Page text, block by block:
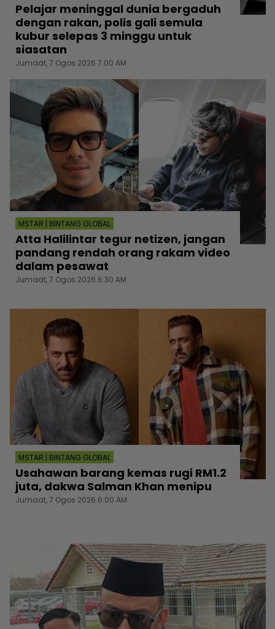
Pelajar meninggal dunia bergaduh
dengan rakan, polis gali semula
kubur selepas 3 minggu untuk
siasatan
Jumaat, 7 Ogos 2026 7:00 AM
MSTAR | BINTANG GLOBAL
Atta Halilintar tegur netizen, jangan
pandang rendah orang rakam video
dalam pesawat
Jumaat, 7 Ogos 2026 6:30 AM
MSTAR | BINTANG GLOBAL
Usahawan barang kemas rugi RM1.2
juta, dakwa Salman Khan menipu
Jumaat, 7 Ogos 2026 6:00 AM